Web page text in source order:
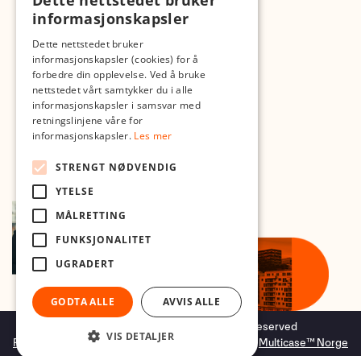
Med forbehold om skrive- og lagerfeil
Copyright © 2026 Foto.no - All rights reserved
Forretningssystem og nettbutikkløsning levert avMulticase™ Norge
informasjonskapsler
Dette nettstedet bruker
informasjonskapsler (cookies) for å
forbedre din opplevelse. Ved å bruke
nettstedet vårt samtykker du i alle
informasjonskapsler i samsvar med
retningslinjene våre for
informasjonskapsler. Les mer
STRENGT NØDVENDIG
YTELSE
MÅLRETTING
FUNKSJONALITET
UGRADERT
GODTA ALLE AVVIS ALLE
VIS DETALJER